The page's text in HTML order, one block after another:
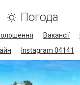
Погода
Вакансії
Instagram 04141